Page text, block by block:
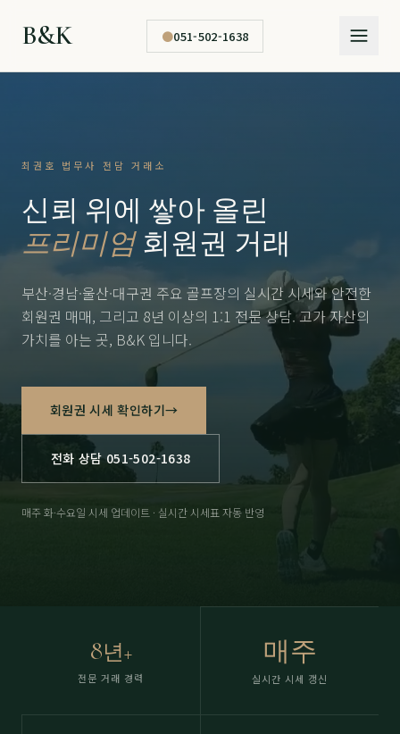
B&K ●051-502-1638
최권호 법무사 전담 거래소
신뢰 위에 쌓아 올린
프리미엄회원권 거래
부산·경남·울산·대구권 주요 골프장의 실시간 시세와 안전한
회원권 매매, 그리고 8년 이상의 1:1 전문 상담. 고가 자산의
가치를 아는 곳, B&K 입니다.
회원권 시세 확인하기→
전화 상담 051-502-1638
매주 화·수요일 시세 업데이트 · 실시간 시세표 자동 반영
8년+
전문 거래 경력
매주
실시간 시세 갱신